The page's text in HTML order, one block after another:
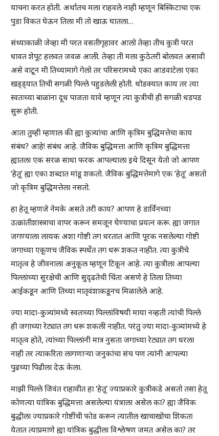
याचना करत होती. अर्थातच मला राहवले नाही म्हणून बिस्किटाचा एक
पुडा विकत घेऊन तिला मी तो खाऊ घातला…
संध्याकाळी जेव्हा मी परत वसतीगृहावर आलो तेव्हा तीच कुत्री परत
धावत शेपूट हलवत जवळ आली. तेव्हा ती मला कुठेतरी बोलवत असावी
असे वाटून मी तिच्यामागे गेलो तर परिसरामध्ये एका आडवाटेला एका
खड्ड्यात तिची सगळी पिल्ले पहुडलेली होती. थोडक्यात काय तर त्या
स्वतःच्या बाळांना दूध पाजता यावे म्हणून त्या कुत्रीची ही सगळी धडपड
सुरू होती.
आता तुम्ही म्हणाल की ह्या कुत्र्यांचा आणि कृत्रिम बुद्धिमत्तेचा काय
संबंध? आहे! संबंध आहे. जैविक बुद्धिमत्ता आणि कृत्रिम बुद्धिमत्ता
ह्यातला एक सरळ साधा फरक आपल्याला इथे दिसून येतो जो आपण
‘हेतू’ ह्या एका शब्दात मांडू शकतो. जैविक बुद्धिमत्तेमागे एक ‘हेतू’ असतो
जो कृत्रिम बुद्धिमत्तेला नसतो.
हा हेतू म्हणजे नेमके असते तरी काय? आपण हे डार्विनच्या
उत्क्रांतीशास्त्राचा वापर करून समजून घेण्याचा प्रयत्न करू. ह्या जगात
जगण्याला लायक अशा गोष्टी तग धरतात आणि पूरक नसलेल्या गोष्टी
जगाच्या एकूणच जैविक स्पर्धेत तग धरू शकत नाहीत. त्या कुत्रीचे
मातृत्व हे जीवनाला अनुकूल म्हणून टिकून आहे. त्या कुत्रीला आपल्या
पिल्लांच्या सुरक्षेची आणि सुदृढतेची चिंता असणे हे तिला तिच्या
आईकडून आणि तिच्या मातृवंशाकडूनच मिळालेले आहे.
ज्या मादा-कुत्र्यांमध्ये स्वतःच्या पिल्लांविषयी माया नव्हती त्यांची पिल्ले
ही जगाच्या रेट्यात तग धरू शकली नाहीत. परंतु ज्या मादा-कुत्र्यांमध्ये हे
मातृत्व होते, त्यांच्या पिल्लांनी मात्र नुसता जगाच्या रेट्यात तग धरला
नाही तर त्याकरिता लागणाऱ्या जनुकांचा संच पण त्यांनी आपल्या
पुढच्या पिढीला देऊ केला.
माझी पिल्ले जिवंत राहावीत हा ‘हेतू’ ज्याप्रकारे कुत्रीकडे असतो तसा हेतू
कोणत्या यांत्रिक बुद्धिमत्ता असलेल्या यंत्राला असेल का? ह्या जैविक
बुद्धीला ज्याप्रकारे गोष्टींची फोड करून त्यातील खाचाखोचा शिकता
येतात त्याप्रमाणे ह्या यांत्रिक बुद्धीला विश्लेषण जमत असेल का? तर